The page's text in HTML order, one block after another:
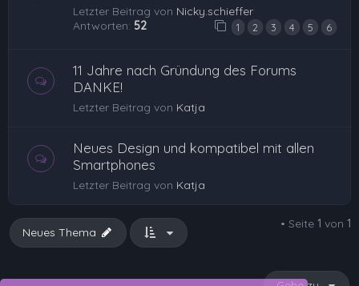
Letzter Beitrag von Nicky.schieffer
Antworten: 52 1 2 3 4 5 6
11 Jahre nach Gründung des Forums
DANKE!
Letzter Beitrag von Katja
Neues Design und kompatibel mit allen
Smartphones
Letzter Beitrag von Katja
• Seite 1 von 1
Neues Thema